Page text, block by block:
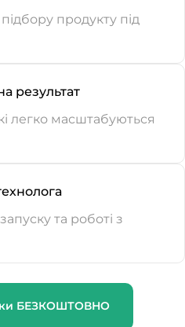
продукту під
результат
легко масштабуються
та роботі з
БЕЗКОШТОВНО